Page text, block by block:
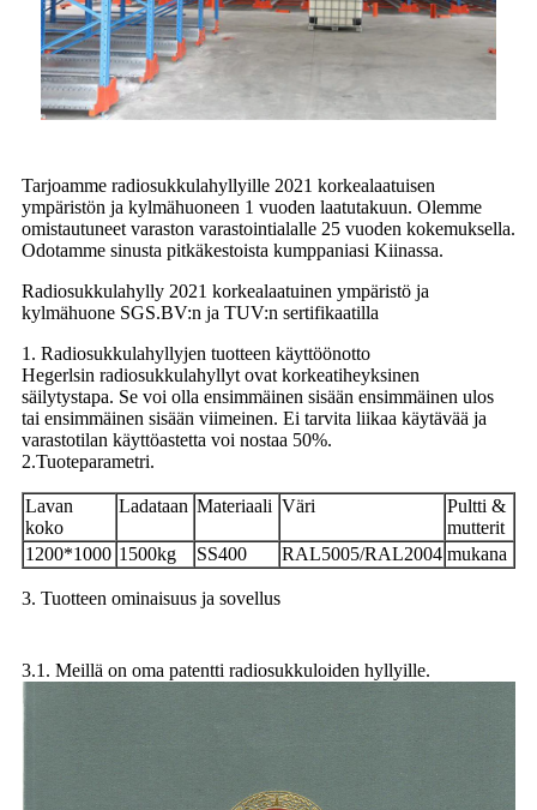
Tarjoamme radiosukkulahyllyille 2021 korkealaatuisen
ympäristön ja kylmähuoneen 1 vuoden laatutakuun. Olemme
omistautuneet varaston varastointialalle 25 vuoden kokemuksella.
Odotamme sinusta pitkäkestoista kumppaniasi Kiinassa.
Radiosukkulahylly 2021 korkealaatuinen ympäristö ja
kylmähuone SGS.BV:n ja TUV:n sertifikaatilla
1. Radiosukkulahyllyjen tuotteen käyttöönotto
Hegerlsin radiosukkulahyllyt ovat korkeatiheyksinen
säilytystapa. Se voi olla ensimmäinen sisään ensimmäinen ulos
tai ensimmäinen sisään viimeinen. Ei tarvita liikaa käytävää ja
varastotilan käyttöastetta voi nostaa 50%.
2.Tuoteparametri.
Lavan
koko
Ladataan Materiaali Väri
Pultti &
mutterit
1200*1000 1500kg SS400 RAL5005/RAL2004 mukana
3. Tuotteen ominaisuus ja sovellus
3.1. Meillä on oma patentti radiosukkuloiden hyllyille.